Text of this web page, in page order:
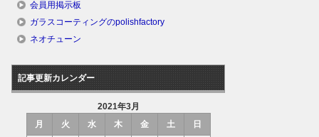
会員用掲示板
ガラスコーティングのpolishfactory
ネオチューン
記事更新カレンダー
2021年3月
月
火 水 木 金 土 日